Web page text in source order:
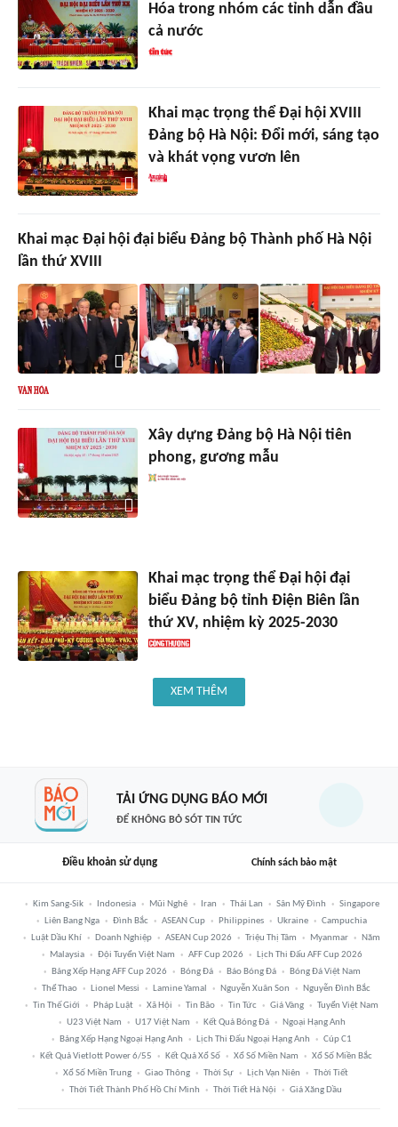
Hóa trong nhóm các tỉnh dẫn đầu
cả nước
Khai mạc trọng thể Đại hội XVIII
Đảng bộ Hà Nội: Đổi mới, sáng tạo
và khát vọng vươn lên
Khai mạc Đại hội đại biểu Đảng bộ Thành phố Hà Nội
lần thứ XVIII
Xây dựng Đảng bộ Hà Nội tiên
phong, gương mẫu
Khai mạc trọng thể Đại hội đại
biểu Đảng bộ tỉnh Điện Biên lần
thứ XV, nhiệm kỳ 2025-2030
XEM THÊM
TẢI ỨNG DỤNG BÁO MỚI
ĐỂ KHÔNG BỎ SÓT TIN TỨC
Điều khoản sử dụng Chính sách bảo mật
Kim Sang-Sik Indonesia Mũi Nghê Iran Thái Lan Sân Mỹ Đình
Singapore
Liên Bang Nga
Đình Bắc ASEAN Cup Philippines Ukraine
Campuchia
Luật Dầu Khí
Doanh Nghiệp ASEAN Cup 2026 Triệu Thị Tâm Myanmar
Năm
Malaysia
Đội Tuyển Việt Nam AFF Cup 2026
Lịch Thi Đấu AFF Cup 2026
Bảng Xếp Hạng AFF Cup 2026
Bóng Đá Báo Bóng Đá
Bóng Đá Việt Nam
Thể Thao
Lionel Messi Lamine Yamal Nguyễn Xuân Son
Nguyễn Đình Bắc
Tin Thế Giới
Pháp Luật Xã Hội Tin Bão Tin Tức Giá Vàng
Tuyển Việt Nam
U23 Việt Nam
U17 Việt Nam Kết Quả Bóng Đá
Ngoại Hạng Anh
Bảng Xếp Hạng Ngoại Hạng Anh
Lịch Thi Đấu Ngoại Hạng Anh
Cúp C1
Kết Quả Vietlott Power 6/55
Kết Quả Xổ Số Xổ Số Miền Nam
Xổ Số Miền Bắc
Xổ Số Miền Trung
Giao Thông Thời Sự Lịch Vạn Niên
Thời Tiết
Thời Tiết Thành Phố Hồ Chí Minh
Thời Tiết Hà Nội Giá Xăng Dầu